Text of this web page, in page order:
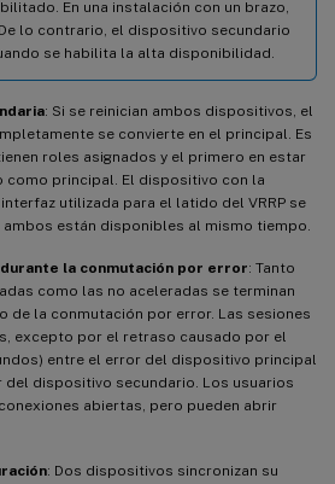
En una instalación con un brazo,
lo contrario, el dispositivo secundario
se habilita la alta disponibilidad.
: Si se reinician ambos dispositivos, el
se convierte en el principal. Es
roles asignados y el primero en estar
como principal. El dispositivo con la
utilizada para el latido del VRRP se
están disponibles al mismo tiempo.
la conmutación por error: Tanto
como las no aceleradas se terminan
de la conmutación por error. Las sesiones
excepto por el retraso causado por el
entre el error del dispositivo principal
dispositivo secundario. Los usuarios
abiertas, pero pueden abrir
: Dos dispositivos sincronizan su